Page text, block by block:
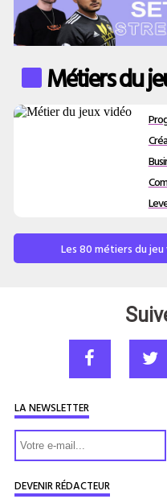
Métiers du
Les 80 métiers du
LA NEWSLETTER
DEVENIR RÉDACTEUR